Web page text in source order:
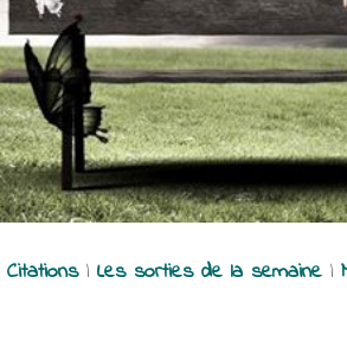
Citations| Les sorties de la semaine|